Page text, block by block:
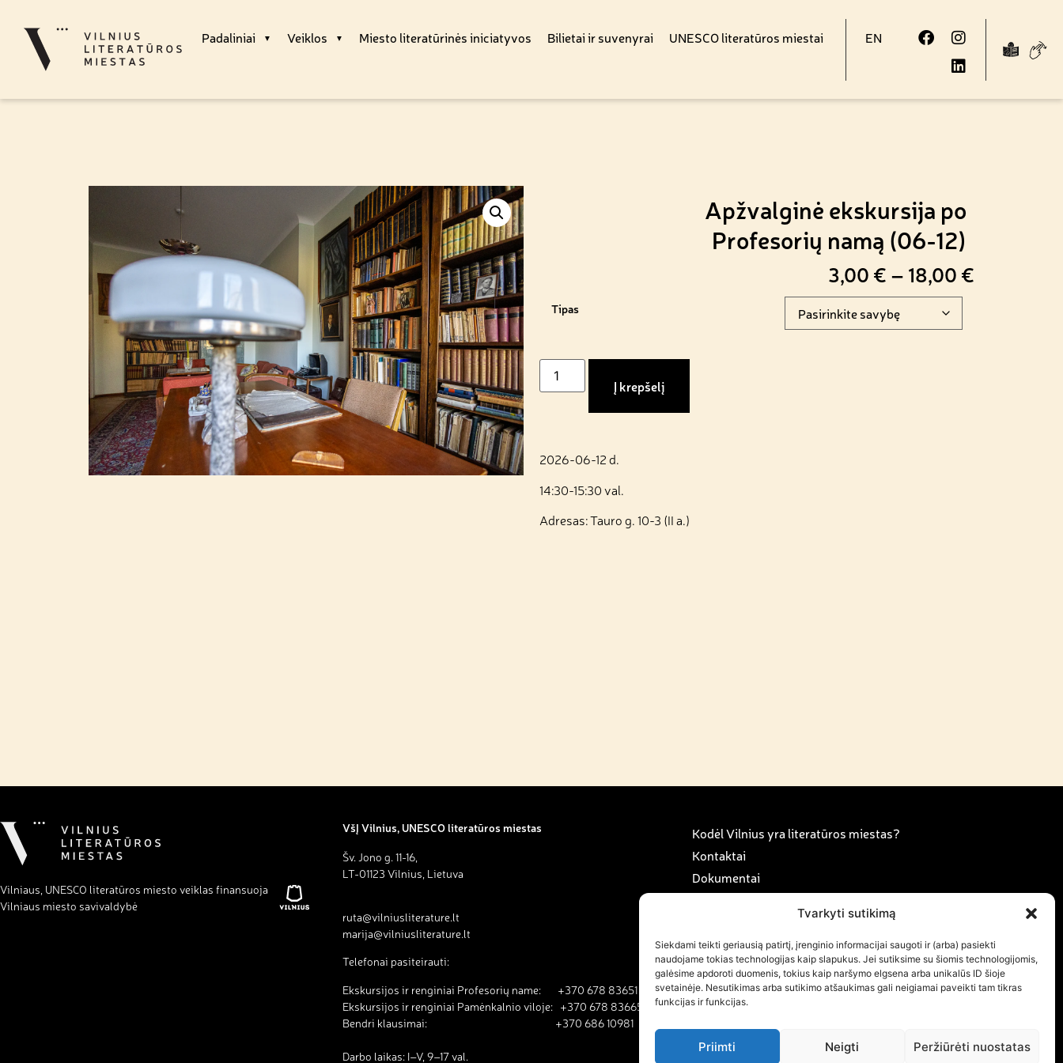
Tvarkyti sutikimą
Siekdami teikti geriausią patirtį, įrenginio informacijai saugoti ir (arba) pasiekti
naudojame tokias technologijas kaip slapukus. Jei sutiksime su šiomis technologijomis,
galėsime apdoroti duomenis, tokius kaip naršymo elgsena arba unikalūs ID šioje
svetainėje. Nesutikimas arba sutikimo atšaukimas gali neigiamai paveikti tam tikras
funkcijas ir funkcijas.
Priimti Neigti Peržiūrėti nuostatas
Padaliniai Veiklos Miesto literatūrinės iniciatyvos Bilietai ir suvenyrai UNESCO literatūros miestai EN
Apžvalginė ekskursija po
Profesorių namą (06-12)
3,00 € – 18,00 €
Tipas
Į krepšelį
2026-06-12 d.
14:30-15:30 val.
Adresas: Tauro g. 10-3 (II a.)
Vilniaus, UNESCO literatūros miesto veiklas finansuoja
Vilniaus miesto savivaldybė
VšĮ Vilnius, UNESCO literatūros miestas
Šv. Jono g. 11-16,
LT-01123 Vilnius, Lietuva
ruta@vilniusliterature.lt
marija@vilniusliterature.lt
Telefonai pasiteirauti:
Ekskursijos ir renginiai Profesorių name: +370 678 83651
Ekskursijos ir renginiai Pamėnkalnio viloje: +370 678 83665
Bendri klausimai: +370 686 10981
Darbo laikas: I–V, 9–17 val.
Kodėl Vilnius yra literatūros miestas?
Kontaktai
Dokumentai
Savanorystė ir karjera
Naujienos
Naujienlaiškio prenumerata